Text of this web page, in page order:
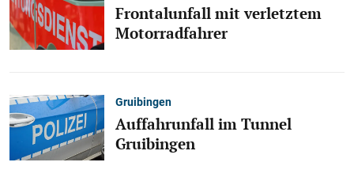
Frontalunfall mit verletztem
Motorradfahrer
Gruibingen
Auffahrunfall im Tunnel
Gruibingen